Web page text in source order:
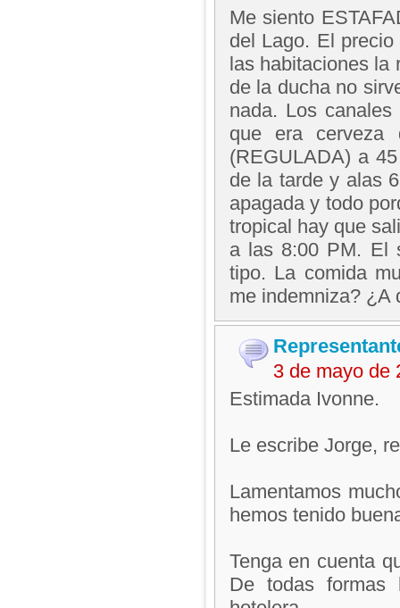
Me siento
del Lago. El
las habitaciones la
de la ducha no
nada. Los
que era cerveza
(REGULADA) a
de la tarde y alas
apagada y todo
tropical hay que
a las 8:00 PM. El
tipo. La comida
me indemniza? ¿A
3 de mayo de
Estimada Ivonne.
Le escribe Jorge,
Lamentamos
hemos tenido
Tenga en cuenta
De todas formas